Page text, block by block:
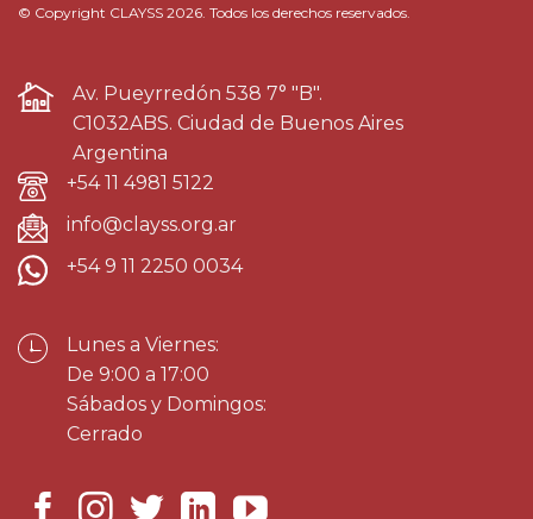
© Copyright CLAYSS 2026. Todos los derechos reservados.
Av. Pueyrredón 538 7° "B".
C1032ABS. Ciudad de Buenos Aires
Argentina
+54 11 4981 5122
info@clayss.org.ar
+54 9 11 2250 0034
Lunes a Viernes:
De 9:00 a 17:00
Sábados y Domingos:
Cerrado